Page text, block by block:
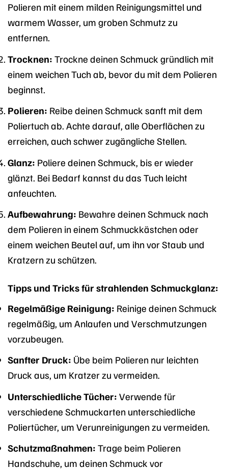
Polieren mit einem milden Reinigungsmittel und
warmem Wasser, um groben Schmutz zu
entfernen.
Trocknen: Trockne deinen Schmuck gründlich mit
einem weichen Tuch ab, bevor du mit dem Polieren
beginnst.
Polieren: Reibe deinen Schmuck sanft mit dem
Poliertuch ab. Achte darauf, alle Oberflächen zu
erreichen, auch schwer zugängliche Stellen.
Glanz: Poliere deinen Schmuck, bis er wieder
glänzt. Bei Bedarf kannst du das Tuch leicht
anfeuchten.
Aufbewahrung: Bewahre deinen Schmuck nach
dem Polieren in einem Schmuckkästchen oder
einem weichen Beutel auf, um ihn vor Staub und
Kratzern zu schützen.
Tipps und Tricks für strahlenden Schmuckglanz:
Regelmäßige Reinigung: Reinige deinen Schmuck
regelmäßig, um Anlaufen und Verschmutzungen
vorzubeugen.
Sanfter Druck: Übe beim Polieren nur leichten
Druck aus, um Kratzer zu vermeiden.
Unterschiedliche Tücher: Verwende für
verschiedene Schmuckarten unterschiedliche
Poliertücher, um Verunreinigungen zu vermeiden.
Schutzmaßnahmen: Trage beim Polieren
Handschuhe, um deinen Schmuck vor